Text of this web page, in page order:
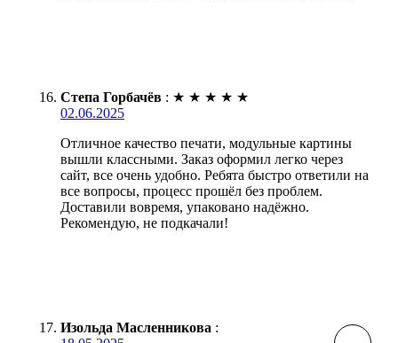
Степа Горбачёв : ★ ★ ★ ★ ★
02.06.2025
Отличное качество печати, модульные картины
вышли классными. Заказ оформил легко через
сайт, все очень удобно. Ребята быстро ответили на
все вопросы, процесс прошёл без проблем.
Доставили вовремя, упаковано надёжно.
Рекомендую, не подкачали!
Изольда Масленникова :